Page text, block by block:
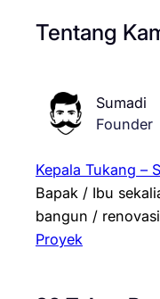
Tentang
Sumadi
Founder
Kepala Tukang –
Bapak / Ibu
bangun /
Proyek